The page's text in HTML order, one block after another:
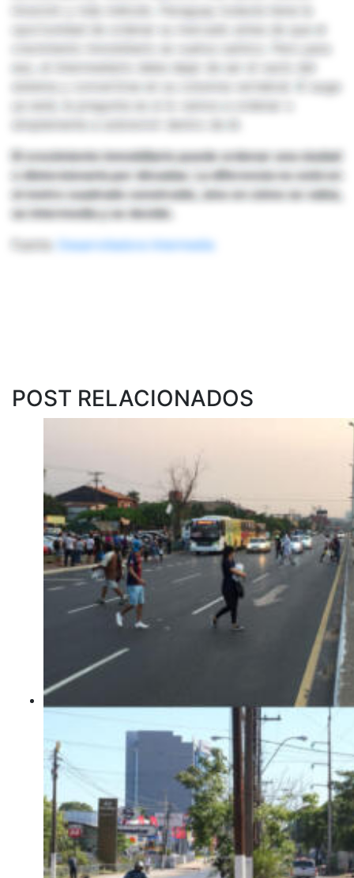
intuición y más método. Paraguay todavía tiene la
oportunidad de ordenar su mercado antes de que el
crecimiento inmobiliario se vuelva caótico. Pero para
eso, el intermediario debe dejar de ser el vacío del
sistema y convertirse en su columna vertebral. El auge
ya está, la pregunta es si lo vamos a ordenar o
simplemente a sobrevivir dentro de él.
El crecimiento inmobiliario puede ordenar una ciudad
o distorsionarla por décadas. La diferencia no está en
el metro cuadrado construido, sino en cómo se valúa,
se intermedia y se decide.
Fuente:
Desarrolladora Intermedia
POST RELACIONADOS